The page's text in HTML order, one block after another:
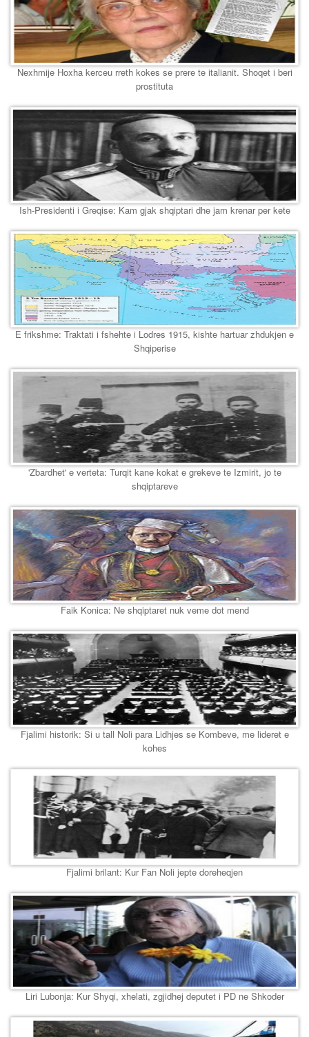
Nexhmije Hoxha kerceu rreth kokes se prere te italianit. Shoqet i beri
prostituta
Ish-Presidenti i Greqise: Kam gjak shqiptari dhe jam krenar per kete
E frikshme: Traktati i fshehte i Lodres 1915, kishte hartuar zhdukjen e
Shqiperise
'Zbardhet' e verteta: Turqit kane kokat e grekeve te Izmirit, jo te
shqiptareve
Faik Konica: Ne shqiptaret nuk veme dot mend
Fjalimi historik: Si u tall Noli para Lidhjes se Kombeve, me lideret e
kohes
Fjalimi brilant: Kur Fan Noli jepte doreheqjen
Liri Lubonja: Kur Shyqi, xhelati, zgjidhej deputet i PD ne Shkoder